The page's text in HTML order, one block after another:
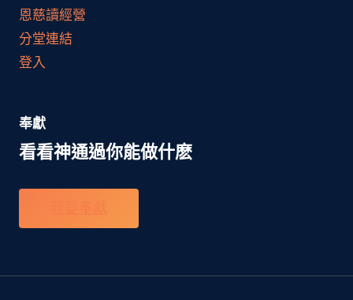
恩慈讀經營
分堂連結
登入
奉獻
看看神通過你能做什麽